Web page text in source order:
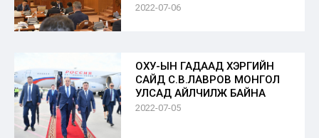
2022-07-06
ОХУ-ЫН ГАДААД ХЭРГИЙН
САЙД С.В.ЛАВРОВ МОНГОЛ
УЛСАД АЙЛЧИЛЖ БАЙНА
2022-07-05